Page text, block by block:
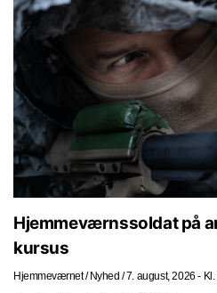
Hjemmeværnssoldat på
kursus
Hjemmeværnet / Nyhed /7. august, 2026 -